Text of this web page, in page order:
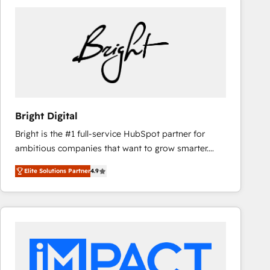
Bright Digital
Bright is the #1 full-service HubSpot partner for
ambitious companies that want to grow smarter.
From HubSpot onboarding, to training, from
developing a new website to lead generation and
digital marketing; we do it all (and with great
results)! In short, our services include: - HubSpot
integrations - Marketing & sales solutions: digital
marketing, advertising, campaigns, content and
Elite Solutions Partner4.9